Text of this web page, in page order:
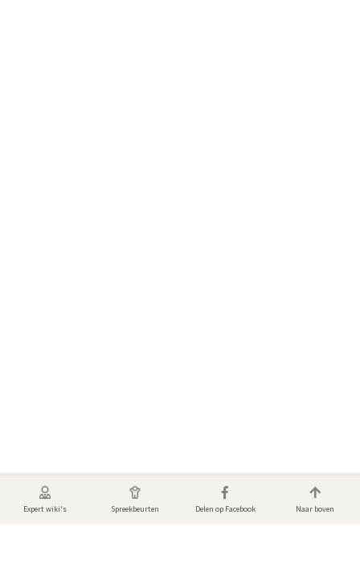
Expert wiki's Spreekbeurten Delen op Facebook Naar boven